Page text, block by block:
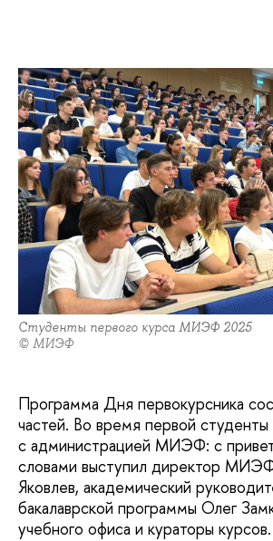
Студенты первого курса МИЭФ 2025
© МИЭФ
Программа Дня первокурсника
частей. Во время первой студенты
с администрацией МИЭФ: c
словами выступил директор
Яковлев, академический
бакалаврской программы Олег
учебного офиса и кураторы курсов.